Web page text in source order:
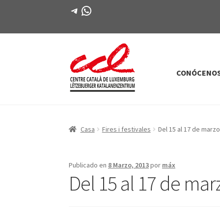
Telegrama
WhatsApp
Saltar
a
saltar
al
Casa Fires i festivales Del 15 al 17 de
Publicado en 8 Marzo, 2013por máx
Del 15 al 17 de